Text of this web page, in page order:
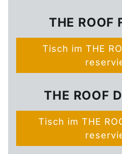
THE
Tisch im THE
THE ROOF
Tisch im THE